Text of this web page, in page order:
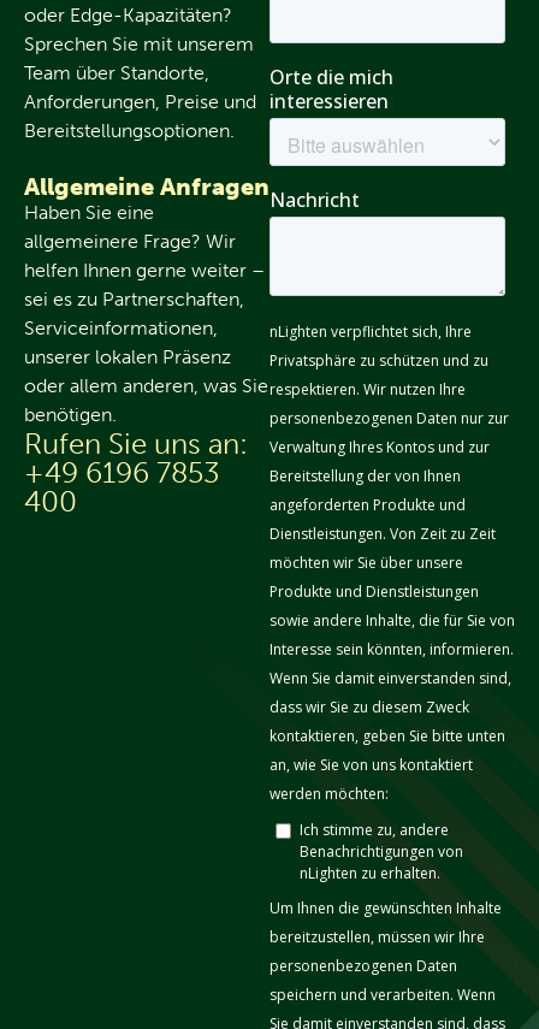
oder Edge-Kapazitäten?
Sprechen Sie mit unserem
Team über Standorte,
Anforderungen, Preise und
Bereitstellungsoptionen.
Allgemeine Anfragen
Haben Sie eine
allgemeinere Frage? Wir
helfen Ihnen gerne weiter –
sei es zu Partnerschaften,
Serviceinformationen,
unserer lokalen Präsenz
oder allem anderen, was Sie
benötigen.
Rufen Sie uns an:
+49 6196 7853
400